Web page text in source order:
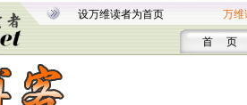
设万维读者为首页 万维
首 页